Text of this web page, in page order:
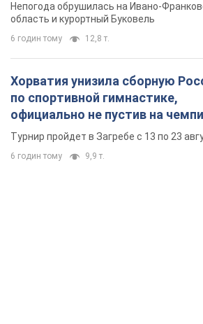
Непогода обрушилась на Ивано-
область и курортный Буковель
6 годин тому 12,8 т.
Хорватия унизила сборную
по спортивной гимнастике,
официально не пустив на
Европы основных спортсменов
Турнир пройдет в Загребе с 13 по 23
6 годин тому 9,9 т.